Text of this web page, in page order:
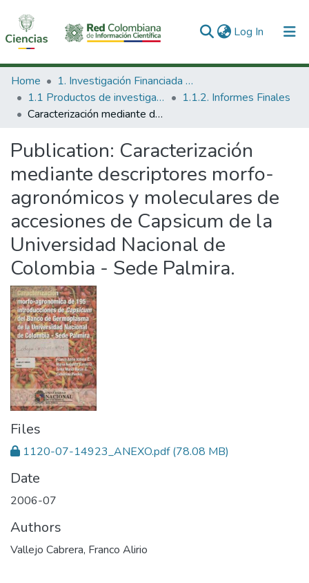
Log In (current)
Communities & Collections
All of DSpace
Home
1. Investigación Financiada con Recursos Públicos
1.1 Productos de investigación
1.1.2. Informes Finales
Caracterización mediante descriptores morfo-agronómicos y moleculares de accesiones de Capsicum de la Universidad Nacional de Colombia - Sede Palmira.
Publication: Caracterización
mediante descriptores morfo-
agronómicos y moleculares de
accesiones de Capsicum de la
Universidad Nacional de
Colombia - Sede Palmira.
Files
1120-07-14923_ANEXO.pdf(78.08 MB)
Date
2006-07
Authors
Vallejo Cabrera, Franco Alirio